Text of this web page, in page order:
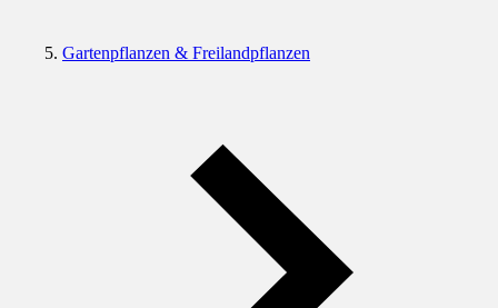
Gartenpflanzen & Freilandpflanzen